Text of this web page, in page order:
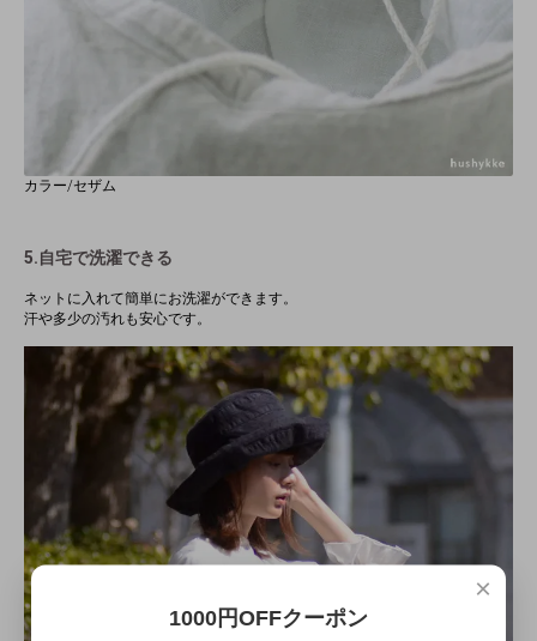
カラー/セザム
5.自宅で洗濯できる
ネットに入れて簡単にお洗濯ができます。
汗や多少の汚れも安心です。
×
1000円OFFクーポン